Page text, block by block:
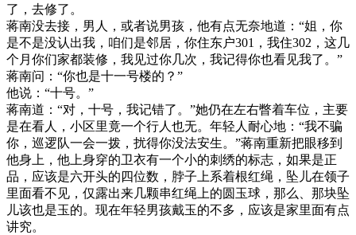
了，去修了。
蒋南没去接，男人，或者说男孩，他有点无奈地道：“姐，你
是不是没认出我，咱们是邻居，你住东户301，我住302，这几
个月你们家都装修，我见过你几次，我记得你也看见我了。”
蒋南问：“你也是十一号楼的？”
他说：“十号。”
蒋南道：“对，十号，我记错了。”她仍在左右瞥着车位，主要
是在看人，小区里竟一个行人也无。年轻人耐心地：“我不骗
你，巡逻队一会一拨，扰得你没法安生。”蒋南重新把眼移到
他身上，他上身穿的卫衣有一个小的刺绣的标志，如果是正
品，应该是六开头的四位数，脖子上系着根红绳，坠儿在领子
里面看不见，仅露出来几颗串红绳上的圆玉球，那么、那块坠
儿该也是玉的。现在年轻男孩戴玉的不多，应该是家里面有点
讲究。